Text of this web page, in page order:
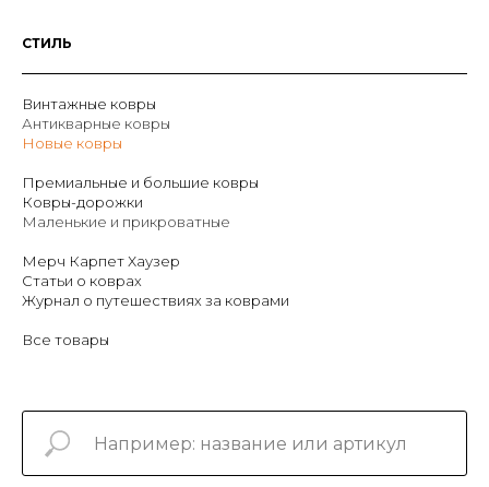
СТИЛЬ
Винтажные ковры
Антикварные ковры
Новые ковры
Премиальные и большие ковры
Ковры-дорожки
Маленькие и прикроватные
Мерч Карпет Хаузер
Статьи о коврах
Журнал о путешествиях за коврами
Все товары